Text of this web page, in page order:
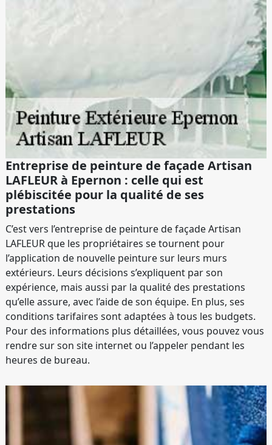
Entreprise de peinture de façade Artisan
LAFLEUR à Epernon : celle qui est
plébiscitée pour la qualité de ses
prestations
C’est vers l’entreprise de peinture de façade Artisan
LAFLEUR que les propriétaires se tournent pour
l’application de nouvelle peinture sur leurs murs
extérieurs. Leurs décisions s’expliquent par son
expérience, mais aussi par la qualité des prestations
qu’elle assure, avec l’aide de son équipe. En plus, ses
conditions tarifaires sont adaptées à tous les budgets.
Pour des informations plus détaillées, vous pouvez vous
rendre sur son site internet ou l’appeler pendant les
heures de bureau.